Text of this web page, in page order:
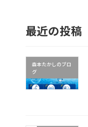
最近の投稿
森本たかしのブロ
グ